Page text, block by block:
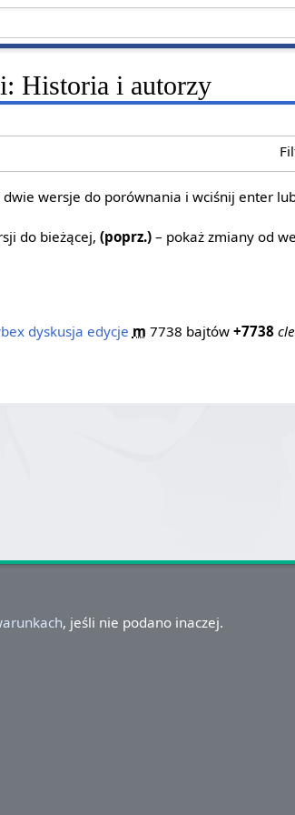
Historia i autorzy
wersje do porównania i wciśnij enter
do bieżącej,(poprz.) – pokaż zmiany od
dyskusja edycje m 7738 bajtów +7738‎
, jeśli nie podano inaczej.